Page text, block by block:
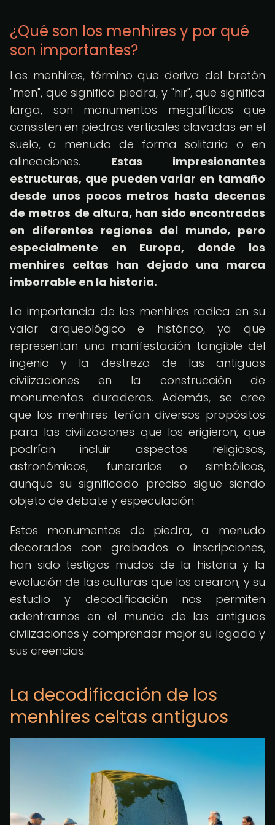
¿Qué son los menhires y por qué
son importantes?
Los menhires, término que deriva del bretón
"men", que significa piedra, y "hir", que significa
larga, son monumentos megalíticos que
consisten en piedras verticales clavadas en el
suelo, a menudo de forma solitaria o en
alineaciones. Estas impresionantes
estructuras, que pueden variar en tamaño
desde unos pocos metros hasta decenas
de metros de altura, han sido encontradas
en diferentes regiones del mundo, pero
especialmente en Europa, donde los
menhires celtas han dejado una marca
imborrable en la historia.
La importancia de los menhires radica en su
valor arqueológico e histórico, ya que
representan una manifestación tangible del
ingenio y la destreza de las antiguas
civilizaciones en la construcción de
monumentos duraderos. Además, se cree
que los menhires tenían diversos propósitos
para las civilizaciones que los erigieron, que
podrían incluir aspectos religiosos,
astronómicos, funerarios o simbólicos,
aunque su significado preciso sigue siendo
objeto de debate y especulación.
Estos monumentos de piedra, a menudo
decorados con grabados o inscripciones,
han sido testigos mudos de la historia y la
evolución de las culturas que los crearon, y su
estudio y decodificación nos permiten
adentrarnos en el mundo de las antiguas
civilizaciones y comprender mejor su legado y
sus creencias.
La decodificación de los
menhires celtas antiguos